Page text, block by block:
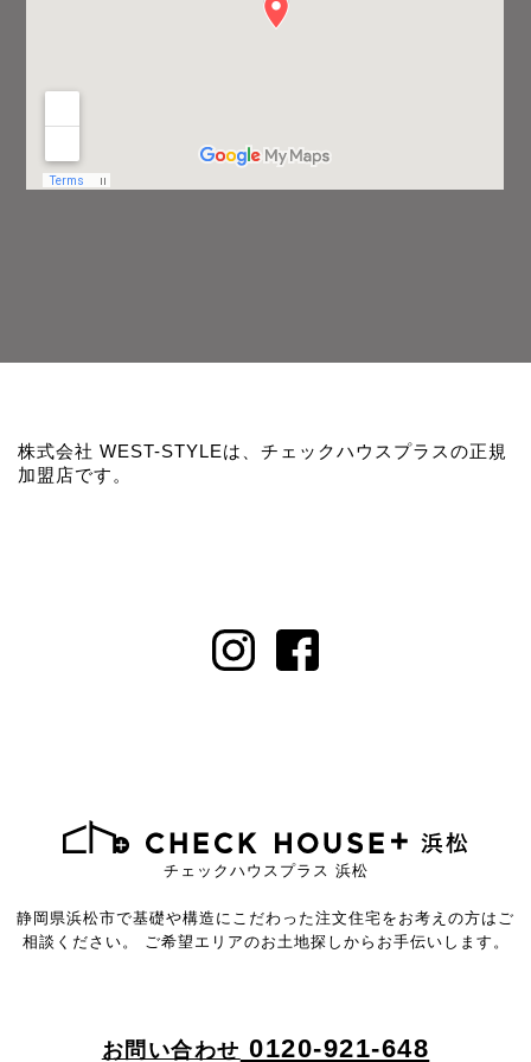
株式会社 WEST-STYLEは、チェックハウスプラスの正規
加盟店です。
チェックハウスプラス 浜松
静岡県浜松市で基礎や構造にこだわった注文住宅を お考えの方はご
相談ください。
ご希望エリアのお土地探しからお手伝いします。
お問い合わせ 0120-921-648